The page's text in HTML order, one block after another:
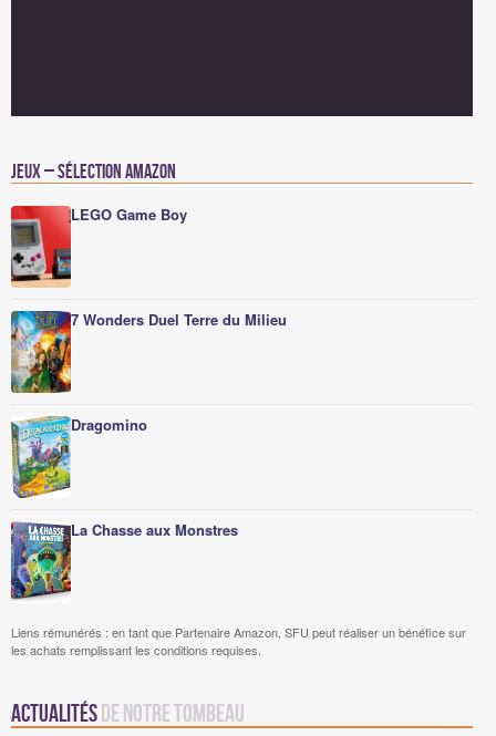
Jeux – Sélection Amazon
LEGO Game Boy
7 Wonders Duel Terre du Milieu
Dragomino
La Chasse aux Monstres
Liens rémunérés : en tant que Partenaire Amazon, SFU peut réaliser un bénéfice sur
les achats remplissant les conditions requises.
Actualités de Notre tombeau